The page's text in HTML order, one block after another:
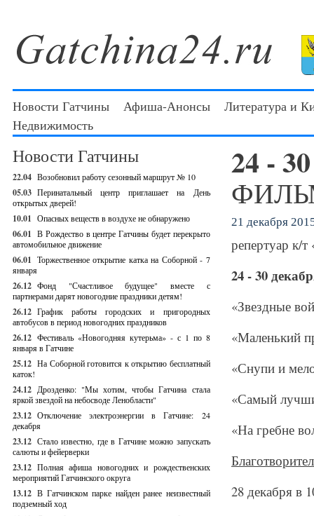
Новости Гатчины Афиша-Анонсы
Литература и
Недвижимость
Новости Гатчины
22.04 Возобновил работу сезонный маршрут № 10
05.03 Перинатальный центр приглашает на День
открытых дверей!
10.01 Опасных веществ в воздухе не обнаружено
06.01 В Рождество в центре Гатчины будет перекрыто
автомобильное движение
06.01 Торжественное открытие катка на Соборной - 7
января
26.12 Фонд "Счастливое будущее" вместе с
партнерами дарят новогодние праздники детям!
26.12 График работы городских и пригородных
автобусов в период новогодних праздников
26.12 Фестиваль «Новогодняя кутерьма» - с 1 по 8
января в Гатчине
25.12 На Соборной готовится к открытию бесплатный
каток!
24.12 Дрозденко: "Мы хотим, чтобы Гатчина стала
яркой звездой на небосводе Ленобласти"
23.12 Отключение электроэнергии в Гатчине: 24
декабря
23.12 Стало известно, где в Гатчине можно запускать
салюты и фейерверки
23.12 Полная афиша новогодних и рождественских
мероприятий Гатчинского округа
13.12 В Гатчинском парке найден ранее неизвестный
подземный ход
24 -
21 декабря
репертуар к/
24 - 30
«Звездные
«Маленький
«Снупи и
«Самый
«На гребне
28 декабря в